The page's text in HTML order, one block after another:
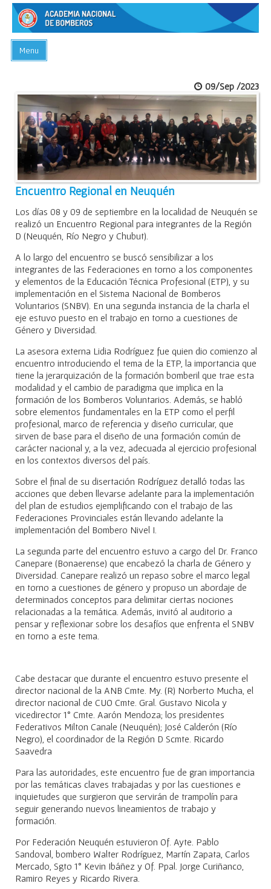
Menu
ACADEMIA
PREGUNTAS FRECUENTES
BIBLIOTECA
EVENTOS
CONTACTO
09/Sep /2023
Encuentro Regional en Neuquén
Los días 08 y 09 de septiembre en la localidad de Neuquén se
realizó un Encuentro Regional para integrantes de la Región
D (Neuquén, Río Negro y Chubut).
A lo largo del encuentro se buscó sensibilizar a los
integrantes de las Federaciones en torno a los componentes
y elementos de la Educación Técnica Profesional (ETP), y su
implementación en el Sistema Nacional de Bomberos
Voluntarios (SNBV). En una segunda instancia de la charla el
eje estuvo puesto en el trabajo en torno a cuestiones de
Género y Diversidad.
La asesora externa Lidia Rodríguez fue quien dio comienzo al
encuentro introduciendo el tema de la ETP, la importancia que
tiene la jerarquización de la formación bomberil que trae esta
modalidad y el cambio de paradigma que implica en la
formación de los Bomberos Voluntarios. Además, se habló
sobre elementos fundamentales en la ETP como el perfil
profesional, marco de referencia y diseño curricular, que
sirven de base para el diseño de una formación común de
carácter nacional y, a la vez, adecuada al ejercicio profesional
en los contextos diversos del país.
Sobre el final de su disertación Rodríguez detalló todas las
acciones que deben llevarse adelante para la implementación
del plan de estudios ejemplificando con el trabajo de las
Federaciones Provinciales están llevando adelante la
implementación del Bombero Nivel I.
La segunda parte del encuentro estuvo a cargo del Dr. Franco
Canepare (Bonaerense) que encabezó la charla de Género y
Diversidad. Canepare realizó un repaso sobre el marco legal
en torno a cuestiones de género y propuso un abordaje de
determinados conceptos para delimitar ciertas nociones
relacionadas a la temática. Además, invitó al auditorio a
pensar y reflexionar sobre los desafíos que enfrenta el SNBV
en torno a este tema.
Cabe destacar que durante el encuentro estuvo presente el
director nacional de la ANB Cmte. My. (R) Norberto Mucha, el
director nacional de CUO Cmte. Gral. Gustavo Nicola y
vicedirector 1° Cmte. Aarón Mendoza; los presidentes
Federativos Milton Canale (Neuquén); José Calderón (Río
Negro), el coordinador de la Región D Scmte. Ricardo
Saavedra
Para las autoridades, este encuentro fue de gran importancia
por las temáticas claves trabajadas y por las cuestiones e
inquietudes que surgieron que servirán de trampolín para
seguir generando nuevos lineamientos de trabajo y
formación.
Por Federación Neuquén estuvieron Of. Ayte. Pablo
Sandoval, bombero Walter Rodríguez, Martín Zapata, Carlos
Mercado, Sgto 1° Kevin Ibáñez y Of. Ppal. Jorge Curiñanco,
Ramiro Reyes y Ricardo Rivera.